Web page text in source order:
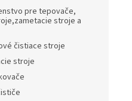
pre tepovače,
stroje a
čistiace stroje
stroje